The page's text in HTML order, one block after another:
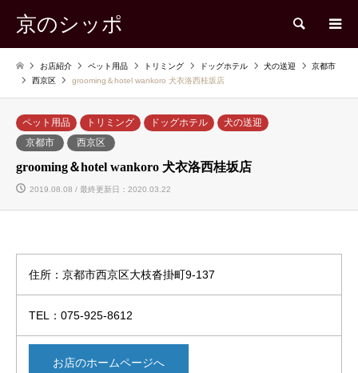
京のシッポ 検索
お店紹介 ペット用品 トリミング ドッグホテル 犬の送迎
京都市
西京区
grooming＆hotel wankoro 犬衣洛西桂坂店
ペット用品 トリミング ドッグホテル
犬の送迎
京都市
西京区
grooming＆hotel wankoro 犬衣洛西桂坂店
2019.08.08 / 最終更新日：2020.03.22
住所：京都市西京区大枝沓掛町9-137
TEL：075-925-8612
お店のホームページへ